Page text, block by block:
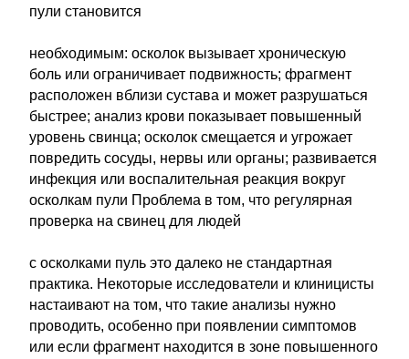
пули становится
необходимым: осколок вызывает хроническую
боль или ограничивает подвижность; фрагмент
расположен вблизи сустава и может разрушаться
быстрее; анализ крови показывает повышенный
уровень свинца; осколок смещается и угрожает
повредить сосуды, нервы или органы; развивается
инфекция или воспалительная реакция вокруг
осколкам пули Проблема в том, что регулярная
проверка на свинец для людей
с осколками пуль это далеко не стандартная
практика. Некоторые исследователи и клиницисты
настаивают на том, что такие анализы нужно
проводить, особенно при появлении симптомов
или если фрагмент находится в зоне повышенного